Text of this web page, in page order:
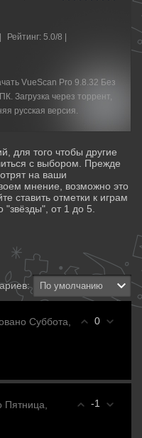
Рейтинг: 5.0/8 |
VueScan Pro 9.8.32 Без
Загрузка через торрент,
русская версия.
для того чтобы другие
с выбором. Прежде
на ваши
мнение, возможно это
ставить отметки к играм
от 1 до 5.
0
Суббота,
-1
Пятница,